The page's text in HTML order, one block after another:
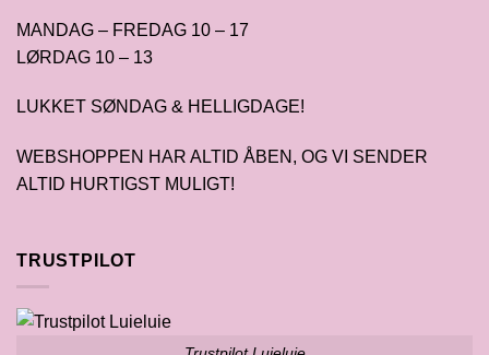
MANDAG – FREDAG 10 – 17
LØRDAG 10 – 13
LUKKET SØNDAG & HELLIGDAGE!
WEBSHOPPEN HAR ALTID ÅBEN, OG VI SENDER
ALTID HURTIGST MULIGT!
TRUSTPILOT